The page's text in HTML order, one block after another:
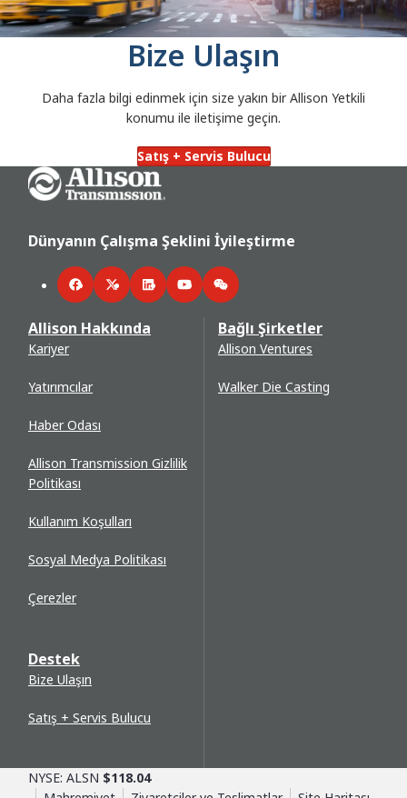
Bize Ulaşın
Daha fazla bilgi edinmek için size yakın bir Allison Yetkili
konumu ile iletişime geçin.
Satış + Servis Bulucu
Go Home
Dünyanın Çalışma Şeklini İyileştirme
FacebookTwitterLinkedInYouTubeWeChat
Allison Hakkında
Kariyer
Yatırımcılar
Haber Odası
Allison Transmission Gizlilik
Politikası
Kullanım Koşulları
Sosyal Medya Politikası
Çerezler
Destek
Bize Ulaşın
Satış + Servis Bulucu
Bağlı Şirketler
Allison Ventures
Walker Die Casting
NYSE: ALSN $118.04